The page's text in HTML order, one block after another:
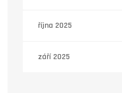
října 2025
září 2025